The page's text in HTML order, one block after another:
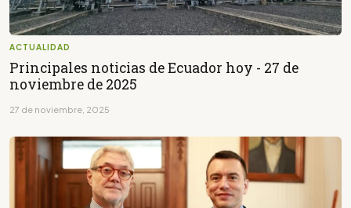
ACTUALIDAD
Principales noticias de Ecuador hoy - 27 de
noviembre de 2025
27 de noviembre, 2025